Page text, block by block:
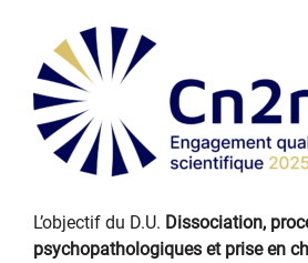
L’objectif du D.U. Dissociation,
psychopathologiques et prise en